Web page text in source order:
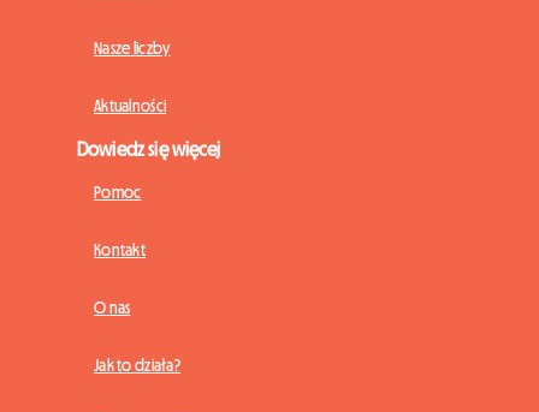
Nasze liczby
Aktualności
Dowiedz się więcej
Pomoc
Kontakt
O nas
Jak to działa?